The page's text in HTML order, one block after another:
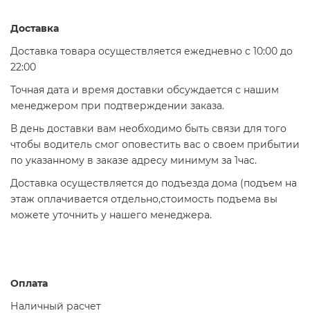
Доставка
Доставка товара осуществляется ежедневно с 10:00 до
22:00
Точная дата и время доставки обсуждается с нашим
менеджером при подтверждении заказа.
В день доставки вам необходимо быть связи для того
чтобы водитель смог оповестить вас о своем прибытии
по указанному в заказе адресу минимум за 1час.
Доставка осуществляется до подъезда дома (подъем на
этаж оплачивается отдельно,стоимость подъема вы
можете уточнить у нашего менеджера.
Оплата
Наличный расчет